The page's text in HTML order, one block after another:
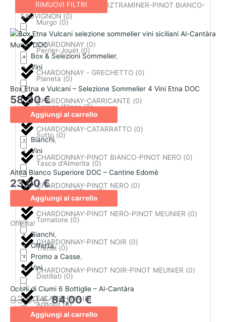
Murgo (0)
Perrier-Jouët (0)
Planeta (0)
Serena Wines (0)
Sutto (0)
Tasca d'Almerita (0)
Terrazze dell'Etna (0)
Tornatore (0)
Trenel (0)
Distillati (0)
Absolut (0)
CATARRATTO-GEWÜRZTRAMINER-PINOT BIANCO-
SAUVIGNON (0)
CHARDONNAY (0)
CHARDONNAY - GRECHETTO (0)
CHARDONNAY-CARRICANTE (0)
CHARDONNAY-CATARRATTO (0)
CHARDONNAY-PINOT BIANCO-PINOT NERO (0)
CHARDONNAY-PINOT NERO (0)
CHARDONNAY-PINOT NERO-PINOT MEUNIER (0)
CHARDONNAY-PINOT NOIR (0)
CHARDONNAY-PINOT NOIR-PINOT MEUNIER (0)
FALANGHINA (0)
RIMUOVI FILTRI
Box & Selezioni Sommelier,
Vini
Box Etna e Vulcani – Selezione Sommelier 4 Vini Etna DOC
58,30€
Aggiungi al carrello
Bianchi,
Vini
Aitna Bianco Superiore DOC – Cantine Edomè
23,00€
Aggiungi al carrello
Offerta!
Bianchi,
Offerta,
Promo a Casse,
Vini
Occhi di Ciumi 6 Bottiglie – Al-Cantàra
93,60€
Il
prezzo
originale
93,60 €.
84,00€
Il
prezzo
attuale
84,00 €.
Aggiungi al carrello